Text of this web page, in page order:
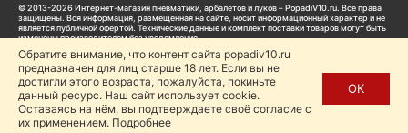
© 2013-2026 Интернет-магазин пневматики, арбалетов и луков – PopadiV10.ru. Все права
защищены. Вся информация, размещенная на сайте, носит информационный характер и не
является публичной офертой. Технические данные и комплект поставки товаров могут быть
изменены производителем без уведомления
Пользуясь сайтом Popadiv10.ru, пользователь автоматически соглашается с условиями,
прописанными в
Политике конфиденциальности
Копирование любой информации (тексты, фото, видео и др.) с сайта Popadiv10 запрещено,
за исключением наличия письменного согласия администрации сайта Popadiv10.
Обратите внимание, что контент сайта popadiv10.ru
предназначен для лиц старше 18 лет. Если вы не
достигли этого возраста, пожалуйста, покиньте
данный ресурс. Наш сайт использует cookie.
Оставаясь на нём, вы подтверждаете своё согласие с
их применением. Подробнее
ОК